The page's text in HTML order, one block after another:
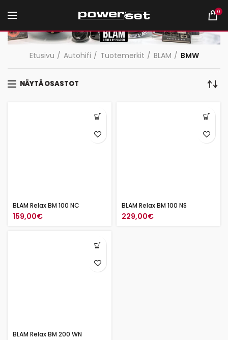
0
Etusivu Autohifi Tuotemerkit BLAM BMW
NÄYTÄ OSASTOT
BLAM Relax BM 100 NC
159,00€
BLAM Relax BM 100 NS
229,00€
BLAM Relax BM 200 WN